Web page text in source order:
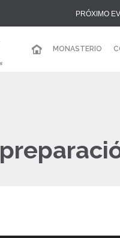
PRÓXIMO
MONASTERIO